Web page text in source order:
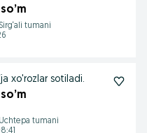
tumani
xo'rozlar sotiladi.
tumani